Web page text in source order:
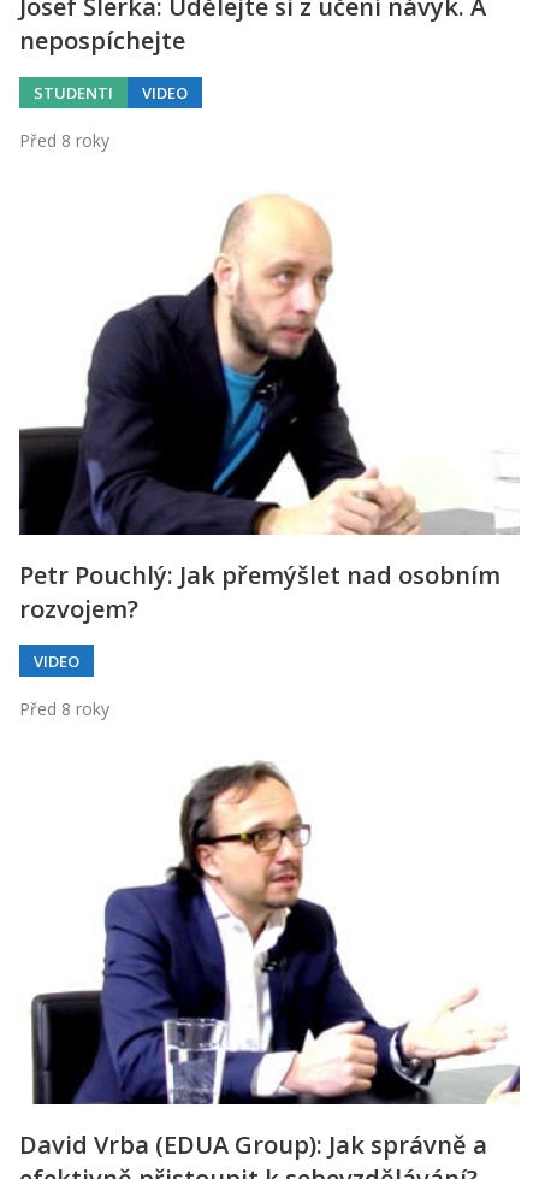
Josef Šlerka: Udělejte si z učení návyk. A
nepospíchejte
STUDENTI VIDEO
Před 8 roky
Petr Pouchlý: Jak přemýšlet nad osobním
rozvojem?
VIDEO
Před 8 roky
David Vrba (EDUA Group): Jak správně a